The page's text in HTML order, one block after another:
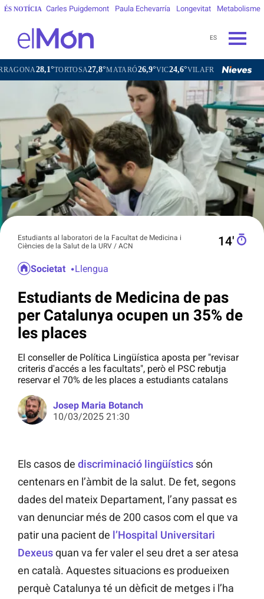
ÉS NOTÍCIA Carles Puigdemont Paula Echevarría Longevitat Metabolisme
ES
27,8°MATARÓ26,9°VIC24,6°VILAFRANCA DEL PENEDÈS25,7°
Estudiants al laboratori de la Facultat de Medicina i
Ciències de la Salut de la URV / ACN
14′
Societat Llengua
Estudiants de Medicina de pas
per Catalunya ocupen un 35% de
les places
El conseller de Política Lingüística aposta per "revisar
criteris d'accés a les facultats", però el PSC rebutja
reservar el 70% de les places a estudiants catalans
Josep Maria Botanch
10/03/2025 21:30
Els casos de discriminació lingüístics són
centenars en l’àmbit de la salut. De fet, segons
dades del mateix Departament, l’any passat es
van denunciar més de 200 casos com el que va
patir una pacient de l’Hospital Universitari
Dexeusquan va fer valer el seu dret a ser atesa
en català. Aquestes situacions es produeixen
perquè Catalunya té un dèficit de metges i l’ha